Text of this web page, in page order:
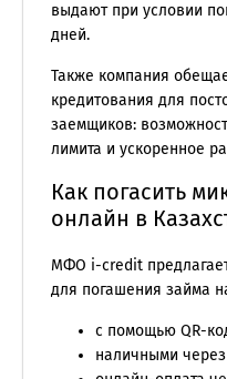
выдают при условии
дней.
Также компания
кредитования для
заемщиков:
лимита и ускоренное
Как погасить
онлайн в
МФО i-credit
для погашения займа
с помощью QR-
наличными